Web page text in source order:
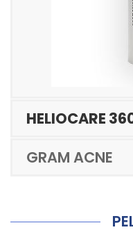
HELIOCARE
GRAM ACNE